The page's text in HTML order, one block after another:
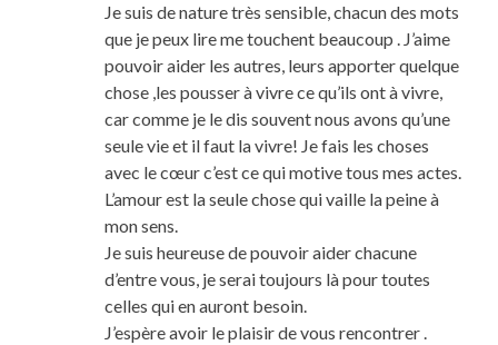
Je suis de nature très sensible, chacun des mots
que je peux lire me touchent beaucoup . J’aime
pouvoir aider les autres, leurs apporter quelque
chose ,les pousser à vivre ce qu’ils ont à vivre,
car comme je le dis souvent nous avons qu’une
seule vie et il faut la vivre! Je fais les choses
avec le cœur c’est ce qui motive tous mes actes.
L’amour est la seule chose qui vaille la peine à
mon sens.
Je suis heureuse de pouvoir aider chacune
d’entre vous, je serai toujours là pour toutes
celles qui en auront besoin.
J’espère avoir le plaisir de vous rencontrer .